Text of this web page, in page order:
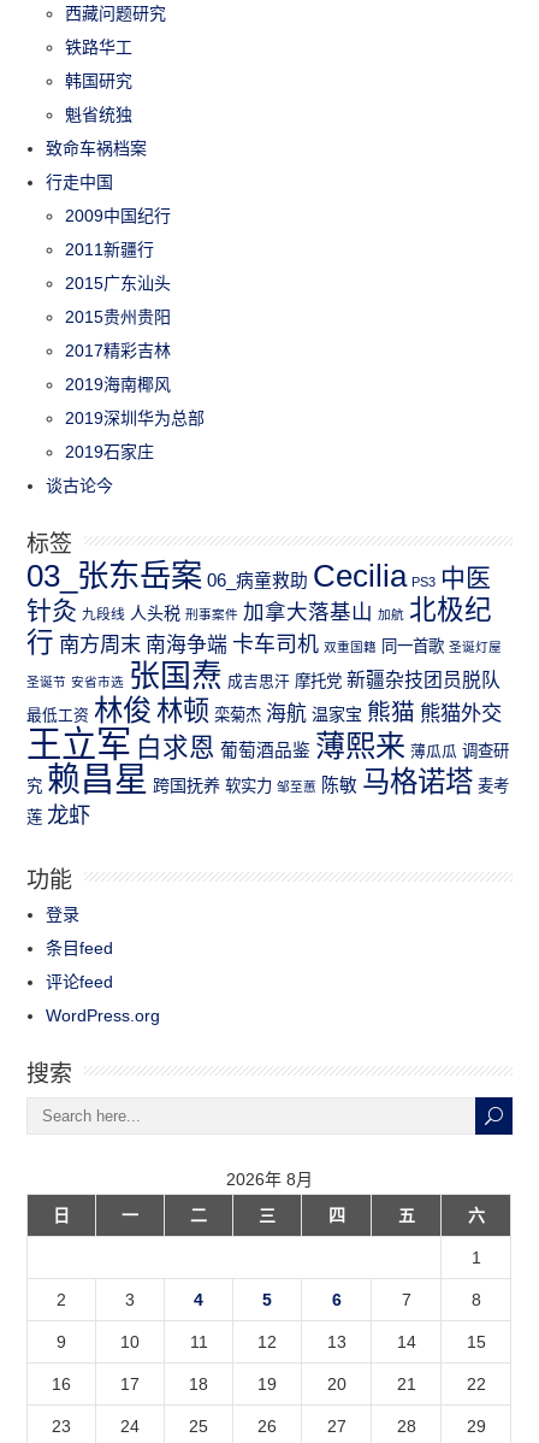
西藏问题研究
铁路华工
韩国研究
魁省统独
致命车祸档案
行走中国
2009中国纪行
2011新疆行
2015广东汕头
2015贵州贵阳
2017精彩吉林
2019海南椰风
2019深圳华为总部
2019石家庄
谈古论今
标签
03_张东岳案 06_病童救助 Cecilia PS3 中医
针灸 九段线 人头税 刑事案件 加拿大落基山 加航 北极纪
行 南方周末 南海争端 卡车司机 双重国籍 同一首歌 圣诞灯屋
圣诞节 安省市选 张国焘 成吉思汗 摩托党 新疆杂技团员脱队
最低工资 林俊 林顿 栾菊杰 海航 温家宝 熊猫 熊猫外交
王立军 白求恩 葡萄酒品鉴 薄熙来 薄瓜瓜 调查研
究 赖昌星 跨国抚养 软实力 邹至蕙 陈敏 马格诺塔 麦考
莲 龙虾
功能
登录
条目feed
评论feed
WordPress.org
搜索
2026年 8月
日
一 二 三 四 五 六
1
2 3 4 5 6 7 8
9 10 11 12 13 14 15
16 17 18 19 20 21 22
23 24 25 26 27 28 29